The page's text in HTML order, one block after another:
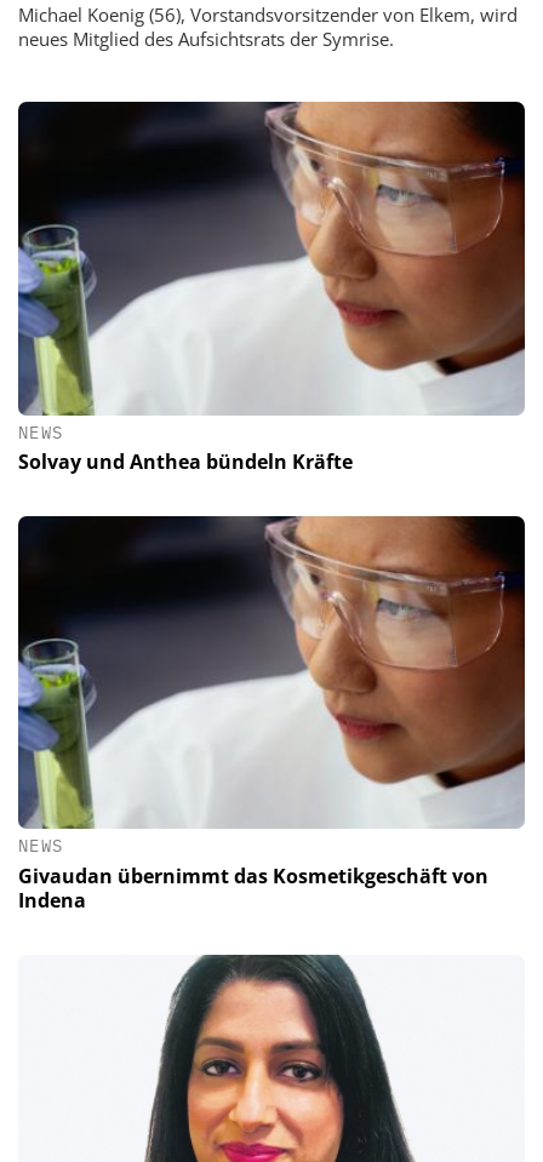
Michael Koenig (56), Vorstandsvorsitzender von Elkem, wird
neues Mitglied des Aufsichtsrats der Symrise.
NEWS
Solvay und Anthea bündeln Kräfte
NEWS
Givaudan übernimmt das Kosmetikgeschäft von
Indena